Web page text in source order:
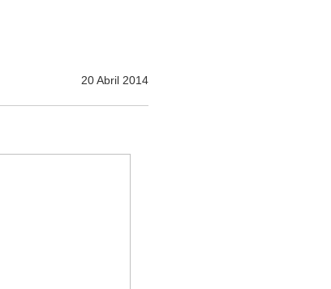
20 Abril 2014